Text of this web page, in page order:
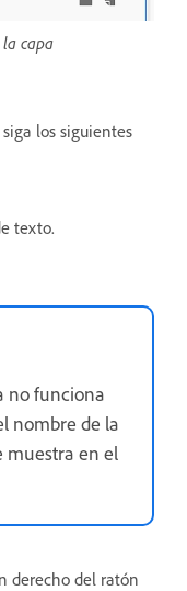
capa
los siguientes
texto.
no funciona
nombre de la
muestra en el
derecho del ratón